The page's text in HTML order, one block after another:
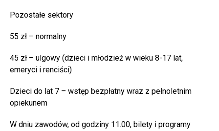
Pozostałe sektory
55 zł – normalny
45 zł – ulgowy (dzieci i młodzież w wieku 8-17 lat,
emeryci i renciści)
Dzieci do lat 7 – wstęp bezpłatny wraz z pełnoletnim
opiekunem
W dniu zawodów, od godziny 11.00, bilety i programy